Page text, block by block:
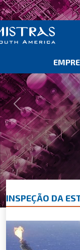
Previous
INSPEÇÃO DA